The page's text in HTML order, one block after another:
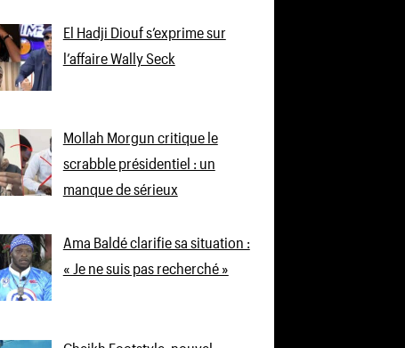
El Hadji Diouf s’exprime sur
l’affaire Wally Seck
Mollah Morgun critique le
scrabble présidentiel : un
manque de sérieux
Ama Baldé clarifie sa situation :
« Je ne suis pas recherché »